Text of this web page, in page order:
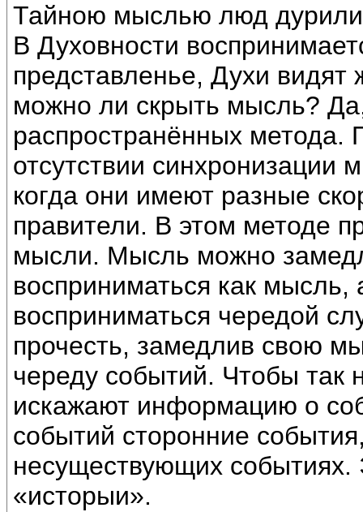
Тайною мыслью люд
В Духовности
представленье, Духи
можно ли скрыть мысль?
распространённых метода.
отсутствии
когда они имеют разные
правители. В этом методе
мысли. Мысль можно
восприниматься как
восприниматься чередой
прочесть, замедлив свою
череду событий. Чтобы так
искажают информацию о
событий сторонние
несуществующих событиях.
«исторыи».